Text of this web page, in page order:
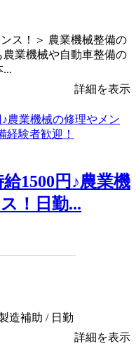
ス！＞ 農業機械整備の
業機械や自動車整備の
...
詳細を表示
給1500円♪農業機
！日勤...
造補助 / 日勤
詳細を表示